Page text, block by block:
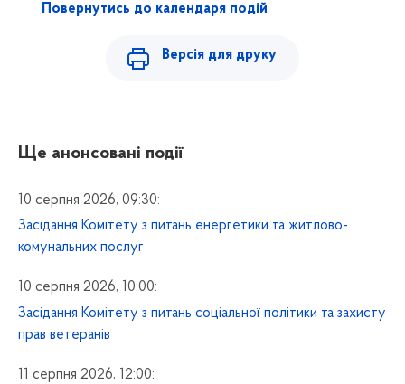
Повернутись до календаря подій
Версія для друку
Ще анонсовані події
10 серпня 2026, 09:30:
Засідання Комітету з питань енергетики та житлово-
комунальних послуг
10 серпня 2026, 10:00:
Засідання Комітету з питань соціальної політики та захисту
прав ветеранів
11 серпня 2026, 12:00: